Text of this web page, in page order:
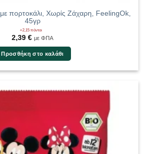
με πορτοκάλι, Χωρίς Ζάχαρη, FeelingOk,
45γρ
+2,15 πόντοι
2,39 € με ΦΠΑ
Προσθήκη στο καλάθι